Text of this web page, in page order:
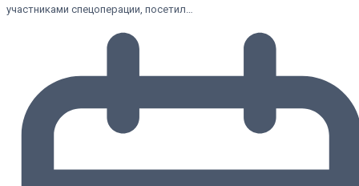
участниками спецоперации, посетил…